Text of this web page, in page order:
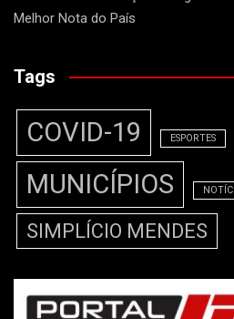
Melhor Nota do País
Tags
COVID-19 ESPORTES
MUNICÍPIOS
SIMPLÍCIO MENDES